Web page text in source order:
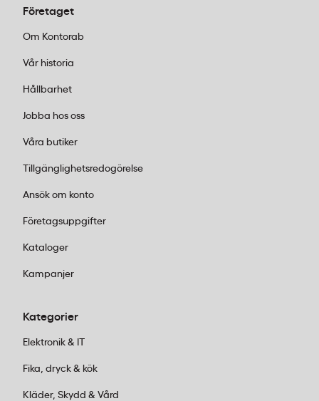
Företaget
Om Kontorab
Vår historia
Hållbarhet
Jobba hos oss
Våra butiker
Tillgänglighetsredogörelse
Ansök om konto
Företagsuppgifter
Kataloger
Kampanjer
Kategorier
Elektronik & IT
Fika, dryck & kök
Kläder, Skydd & Vård